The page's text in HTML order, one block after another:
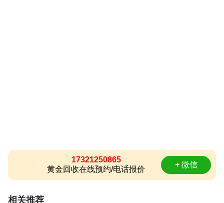
17321250865
黄金回收在线预约/电话报价
+ 微信
相关推荐